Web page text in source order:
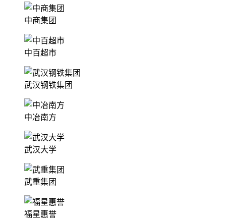
中商集团
中百超市
武汉钢铁集团
中冶南方
武汉大学
武重集团
福星惠誉